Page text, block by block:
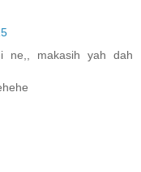
ne,, makasih yah dah